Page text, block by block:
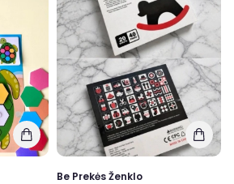
Be Prekės Ženklo